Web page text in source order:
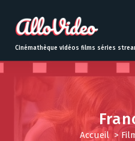
t
o
Cinémathèque vidéos films séries
Accueil>